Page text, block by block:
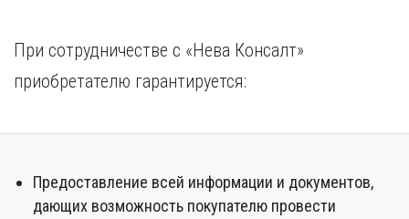
При сотрудничестве с «Нева Консалт»
приобретателю гарантируется:
Предоставление всей информации и документов,
дающих возможность покупателю провести